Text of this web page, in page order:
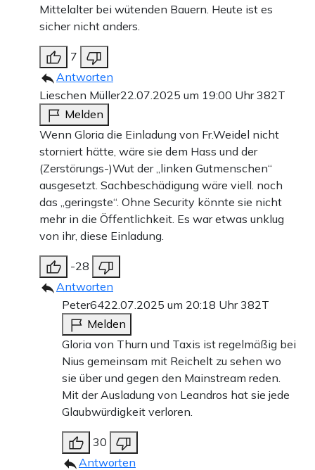
Mittelalter bei wütenden Bauern. Heute ist es
sicher nicht anders.
7
Antworten
Lieschen Müller22.07.2025 um 19:00 Uhr382T
Melden
Wenn Gloria die Einladung von Fr.Weidel nicht
storniert hätte, wäre sie dem Hass und der
(Zerstörungs-)Wut der „linken Gutmenschen“
ausgesetzt. Sachbeschädigung wäre viell. noch
das „geringste“. Ohne Security könnte sie nicht
mehr in die Öffentlichkeit. Es war etwas unklug
von ihr, diese Einladung.
-28
Antworten
Peter6422.07.2025 um 20:18 Uhr382T
Melden
Gloria von Thurn und Taxis ist regelmäßig bei
Nius gemeinsam mit Reichelt zu sehen wo
sie über und gegen den Mainstream reden.
Mit der Ausladung von Leandros hat sie jede
Glaubwürdigkeit verloren.
30
Antworten